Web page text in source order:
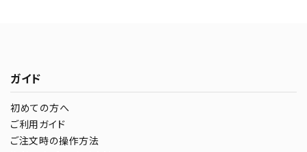
ガイド
初めての方へ
ご利用ガイド
ご注文時の操作方法